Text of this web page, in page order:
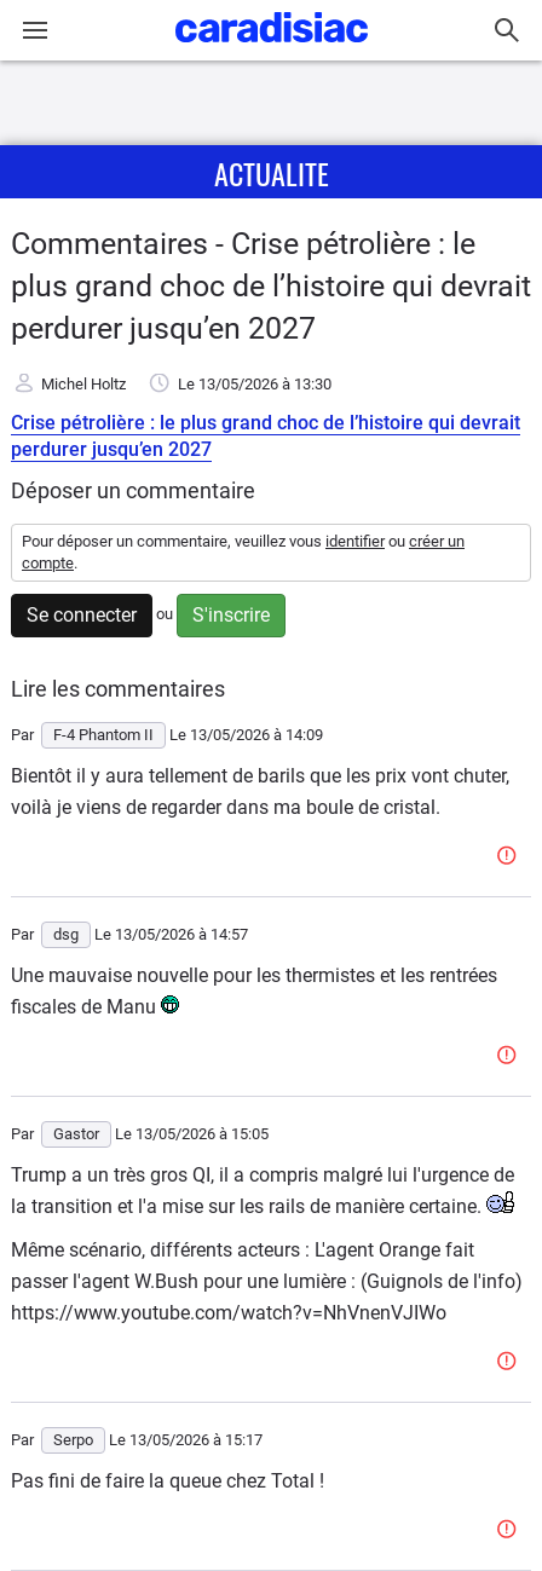
Actu
Essais
d'achat
Electriques
Utilitaires
Flottes
Auto
Forum
Moto
ACTUALITE
Commentaires - Crise pétrolière : le
plus grand choc de l’histoire qui devrait
perdurer jusqu’en 2027
Michel Holtz Le 13/05/2026 à 13:30
Crise pétrolière : le plus grand choc de l’histoire qui devrait
perdurer jusqu’en 2027
Déposer un commentaire
Pour déposer un commentaire, veuillez vous identifierou créer un
compte.
Se connecter ou S'inscrire
Lire les commentaires
Par F-4 Phantom II Le 13/05/2026 à 14:09
Bientôt il y aura tellement de barils que les prix vont chuter,
voilà je viens de regarder dans ma boule de cristal.
Par dsg Le 13/05/2026 à 14:57
Une mauvaise nouvelle pour les thermistes et les rentrées
fiscales de Manu
Par Gastor Le 13/05/2026 à 15:05
Trump a un très gros QI, il a compris malgré lui l'urgence de
la transition et l'a mise sur les rails de manière certaine.
Même scénario, différents acteurs : L'agent Orange fait
passer l'agent W.Bush pour une lumière : (Guignols de l'info)
https://www.youtube.com/watch?v=NhVnenVJIWo
Par Serpo Le 13/05/2026 à 15:17
Pas fini de faire la queue chez Total !